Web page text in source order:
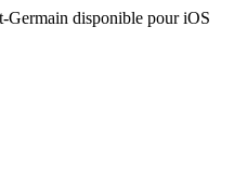
Germain disponible pour iOS